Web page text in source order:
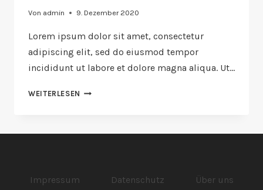
Von admin 9. Dezember 2020
Lorem ipsum dolor sit amet, consectetur
adipiscing elit, sed do eiusmod tempor
incididunt ut labore et dolore magna aliqua. Ut…
WEITERLESEN THE
Impressum Datenschutz
Über uns